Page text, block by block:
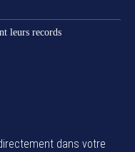
leurs records
dans votre